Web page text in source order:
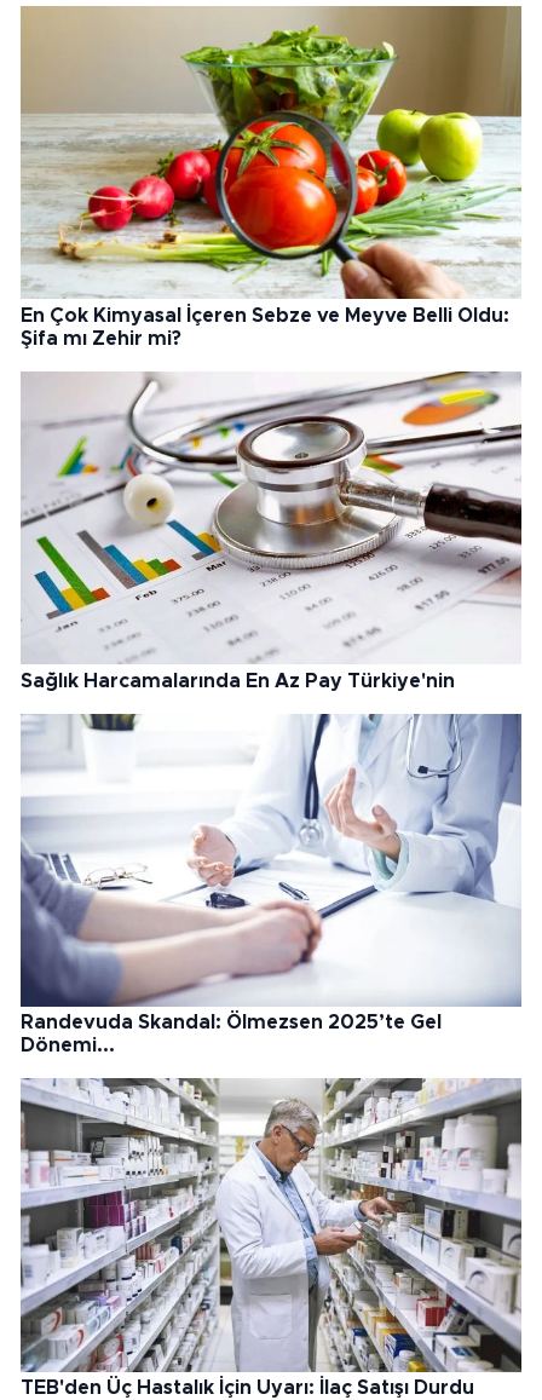
En Çok Kimyasal İçeren Sebze ve Meyve Belli Oldu:
Şifa mı Zehir mi?
Sağlık Harcamalarında En Az Pay Türkiye'nin
Randevuda Skandal: Ölmezsen 2025’te Gel
Dönemi...
TEB'den Üç Hastalık İçin Uyarı: İlaç Satışı Durdu